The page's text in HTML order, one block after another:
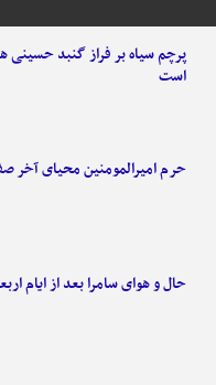
پرچم سیاه بر فراز گنبد حسینی
است
حرم امیرالمومنین محیای آخر
حال و هوای سامرا بعد از ایام